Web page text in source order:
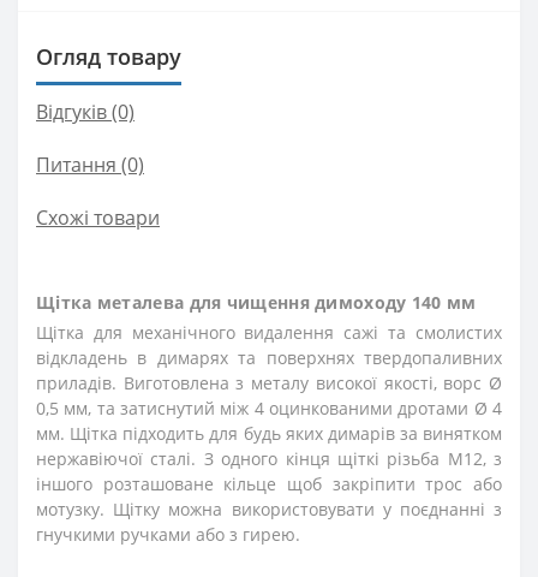
Огляд товару
Відгуків (0)
Питання (0)
Схожі товари
Щітка металева для чищення димоходу 140 мм
Щітка для механічного видалення сажі та смолистих
відкладень в димарях та поверхнях твердопаливних
приладів. Виготовлена ​​з металу високої якості, ворс Ø
0,5 мм, та затиснутий між 4 оцинкованими дротами Ø 4
мм. Щітка підходить для будь яких димарів за винятком
нержавіючої сталі. З одного кінця щіткі різьба М12, з
іншого розташоване кільце щоб закріпити трос або
мотузку. Щітку можна використовувати у поєднанні з
гнучкими ручками або з гирею.